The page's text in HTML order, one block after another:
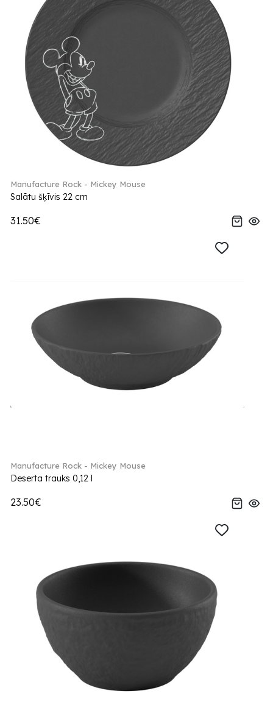
Manufacture Rock - Mickey Mouse
Salātu šķīvis 22 cm
31.50€
Manufacture Rock - Mickey Mouse
Deserta trauks 0,12 l
23.50€